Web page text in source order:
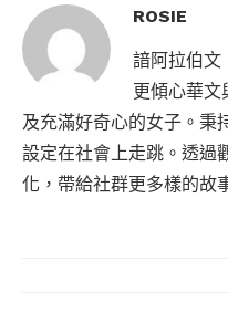
ROSIE
諳阿拉伯文
更傾心華文
及充滿好奇心的女子。秉
設定在社會上走跳。透過
化，帶給社群更多樣的故